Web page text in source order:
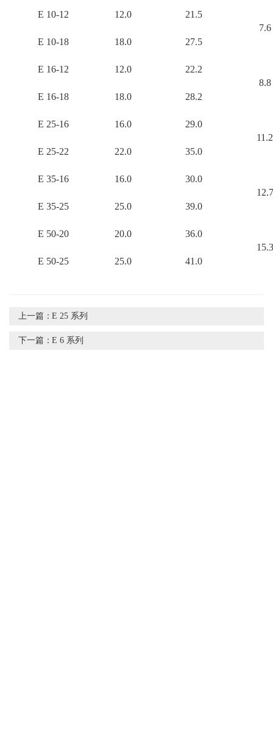
E 10-12 12.0
21.5
7.6
E 10-18
18.0 27.5
E 16-12 12.0
22.2
8.8
E 16-18
18.0 28.2
E 25-16 16.0
29.0
11.2
E 25-22
22.0 35.0
E 35-16 16.0
30.0
12.7
E 35-25
25.0 39.0
E 50-20 20.0
36.0
15.3
E 50-25
25.0 41.0
上一篇：E 25 系列
下一篇：E 6 系列